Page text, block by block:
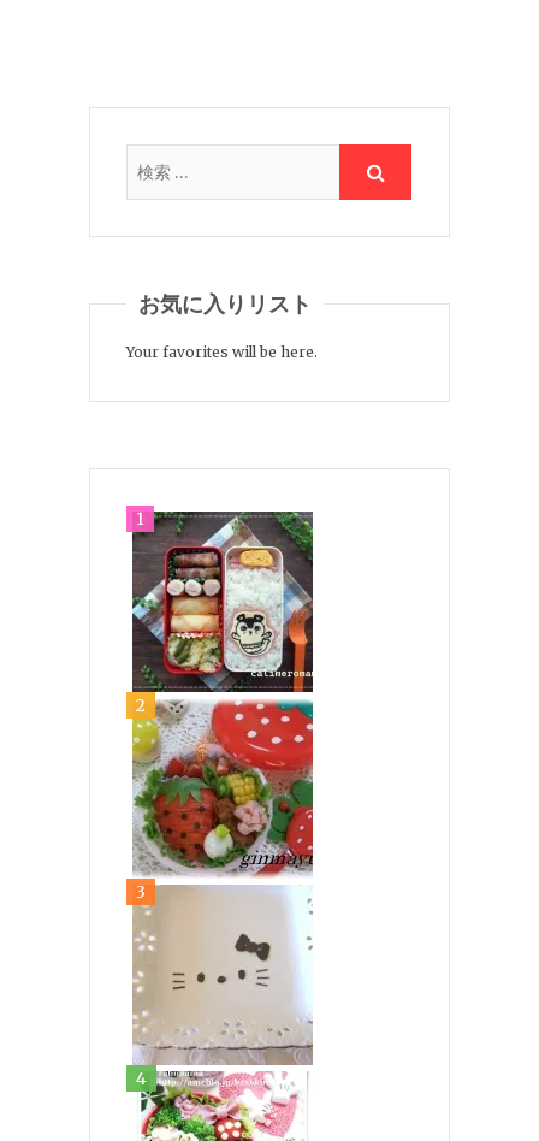
お気に入りリスト
Your favorites will be here.